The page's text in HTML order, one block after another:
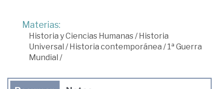
Materias:
Historia y Ciencias Humanas/ Historia
Universal / Historia contemporánea /1ª Guerra
Mundial /